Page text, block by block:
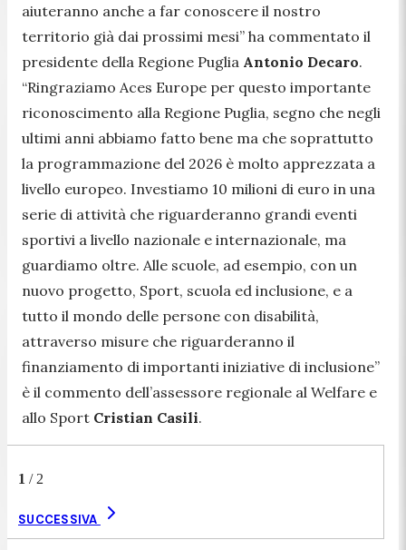
aiuteranno anche a far conoscere il nostro
territorio già dai prossimi mesi” ha commentato il
presidente della Regione Puglia Antonio Decaro.
“Ringraziamo Aces Europe per questo importante
riconoscimento alla Regione Puglia, segno che negli
ultimi anni abbiamo fatto bene ma che soprattutto
la programmazione del 2026 è molto apprezzata a
livello europeo. Investiamo 10 milioni di euro in una
serie di attività che riguarderanno grandi eventi
sportivi a livello nazionale e internazionale, ma
guardiamo oltre. Alle scuole, ad esempio, con un
nuovo progetto, Sport, scuola ed inclusione, e a
tutto il mondo delle persone con disabilità,
attraverso misure che riguarderanno il
finanziamento di importanti iniziative di inclusione”
è il commento dell’assessore regionale al Welfare e
allo Sport Cristian Casili.
1 / 2
SUCCESSIVA